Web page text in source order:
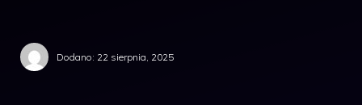
Dodano: 22 sierpnia, 2025